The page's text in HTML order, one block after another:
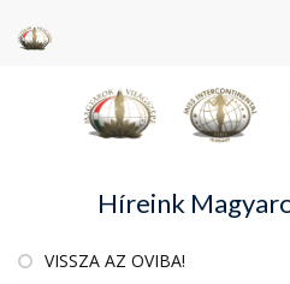
Híreink
VISSZA AZ OVIBA!